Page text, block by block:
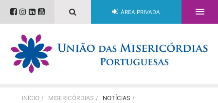
ÁREA PRIVADA 
INÍCIO / MISERICÓRDIAS / NOTÍCIAS /